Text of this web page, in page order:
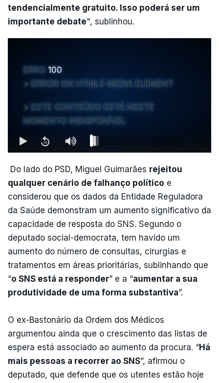
tendencialmente gratuito. Isso poderá ser um
importante debate", sublinhou.
ERRO 100
ERROR ON HTML5 MEDIA ELEMENT
ESTE CONTEÚDO ESTÁ NESTE
MOMENTO INDISPONÍVEL
Do lado do PSD, Miguel Guimarães rejeitou
qualquer cenário de falhanço político e
considerou que os dados da Entidade Reguladora
da Saúde demonstram um aumento significativo da
capacidade de resposta do SNS. Segundo o
deputado social-democrata, tem havido um
aumento do número de consultas, cirurgias e
tratamentos em áreas prioritárias, sublinhando que
“o SNS está a responder” e a “aumentar a sua
produtividade de uma forma substantiva”.
O ex-Bastonário da Ordem dos Médicos
argumentou ainda que o crescimento das listas de
espera está associado ao aumento da procura. “Há
mais pessoas a recorrer ao SNS”, afirmou o
deputado, que defende que os utentes estão hoje